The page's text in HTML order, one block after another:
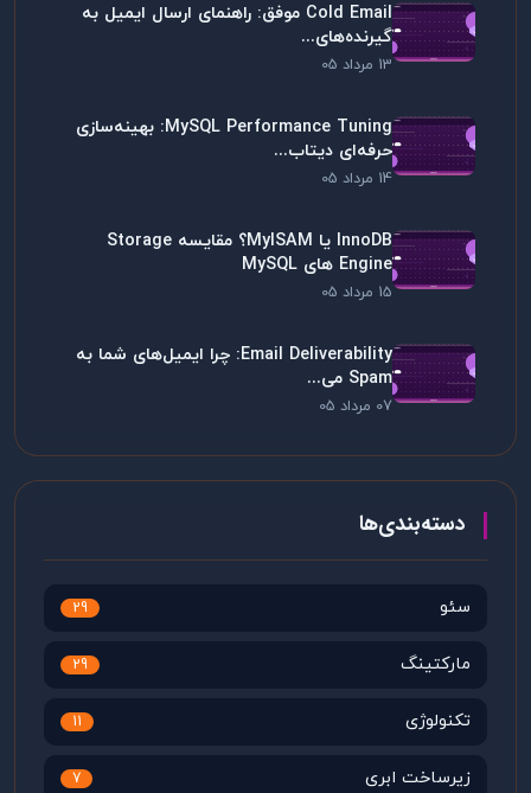
Cold Email موفق: راهنمای ارسال ایمیل به
گیرنده‌های...
13 مرداد 05
MySQL Performance Tuning: بهینه‌سازی
حرفه‌ای دیتاب...
14 مرداد 05
InnoDB یا MyISAM؟ مقایسه Storage
Engine های MySQL
15 مرداد 05
Email Deliverability: چرا ایمیل‌های شما به
Spam می...
07 مرداد 05
دسته‌بندی‌ها
سئو 29
مارکتینگ 29
تکنولوژی 11
زیرساخت ابری 7